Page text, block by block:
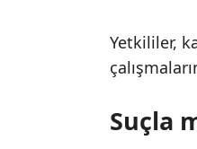
Yetkililer,
Suçla